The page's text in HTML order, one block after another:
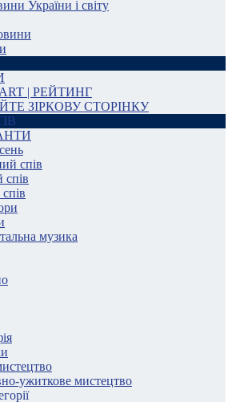
України і світу
| РЕЙТИНГ
ЗІРКОВУ СТОРІНКУ
спів
спів
музика
ужиткове мистецтво